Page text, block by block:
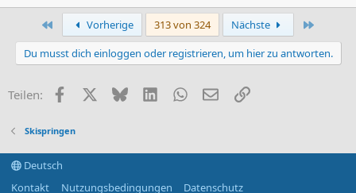
Erste Vorherige 313 von 324 Nächste
Du musst dich einloggen oder registrieren, um hier zu antworten.
Teilen: FacebookX (Twitter)
BlueskyLinkedInWhatsApp
E-MailLink
Skispringen
Deutsch
Kontakt
Nutzungsbedingungen Datenschutz